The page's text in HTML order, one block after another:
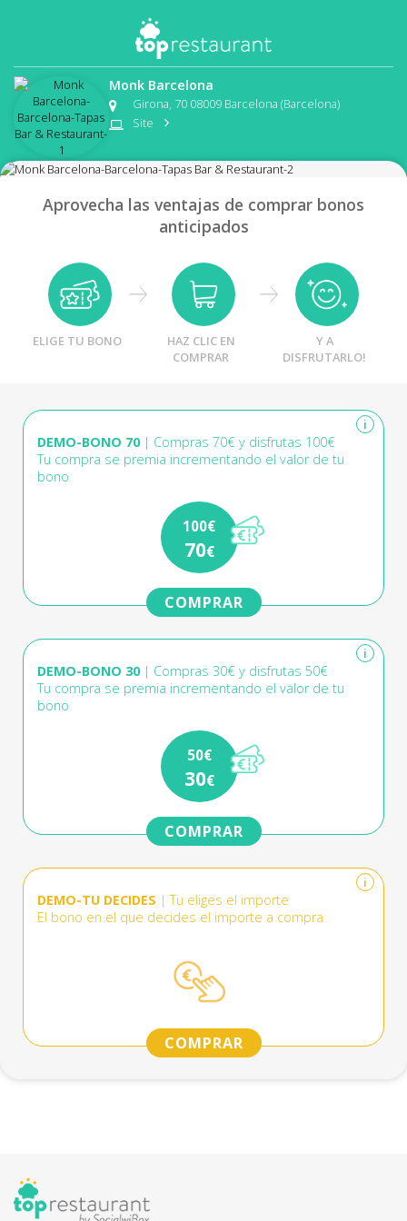
Monk Barcelona
Girona, 70 08009 Barcelona (Barcelona)
Site
Aprovecha las ventajas de comprar bonos
anticipados
ELIGE TU BONO
HAZ CLIC EN
COMPRAR
Y A
DISFRUTARLO!
i
DEMO-BONO 70 | Compras 70€ y disfrutas 100€
Tu compra se premia incrementando el valor de tu
bono
100€
70€
COMPRAR
i
DEMO-BONO 30 | Compras 30€ y disfrutas 50€
Tu compra se premia incrementando el valor de tu
bono
50€
30€
COMPRAR
i
DEMO-TU DECIDES | Tu eliges el importe
El bono en el que decides el importe a compra
COMPRAR